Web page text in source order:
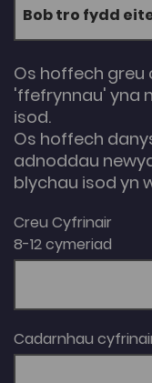
Os hoffech greu
'ffefrynnau' yna
isod.
Os hoffech
adnoddau
blychau isod yn
Creu Cyfrinair
8-12 cymeriad
Cadarnhau